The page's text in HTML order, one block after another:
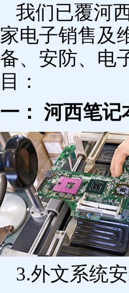
我们已覆河
家电子销售及
备、安防、电
目：
一： 河西笔记
3.外文系统